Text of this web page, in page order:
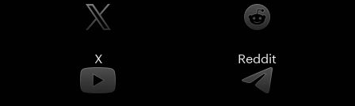
X Reddit